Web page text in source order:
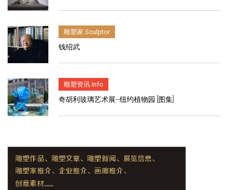
雕塑家 Sculptor
钱绍武
雕塑资讯 Info
奇胡利玻璃艺术展--纽约植物园 [图集]